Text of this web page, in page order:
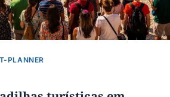
PLANNER